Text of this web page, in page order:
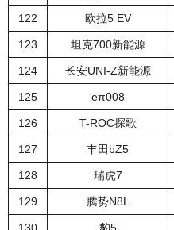
122 欧拉5 EV
123 坦克700新能源
124 长安UNI-Z新能源
125 eπ008
126 T-ROC探歌
127 丰田bZ5
128 瑞虎7
129 腾势N8L